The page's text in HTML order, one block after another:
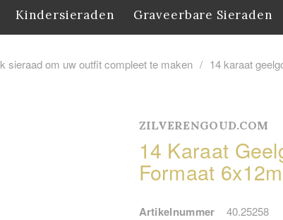
Kindersieraden Graveerbare Sieraden
sieraad om uw outfit compleet te maken / 14 karaat
ZILVERENGOUD.COM
14 Karaat
Formaat
Artikelnummer 40.25258